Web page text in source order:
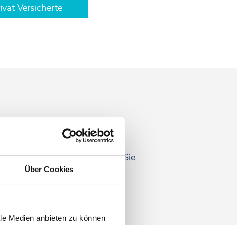
Über Cookies
Medien anbieten zu können
Versicherte
mit
welche Wahlleistungen Sie